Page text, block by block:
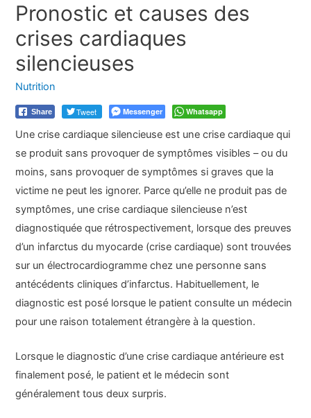
Pronostic et causes des
crises cardiaques
silencieuses
Nutrition
Share Tweet Messenger Whatsapp
Une crise cardiaque silencieuse est une crise cardiaque qui
se produit sans provoquer de symptômes visibles – ou du
moins, sans provoquer de symptômes si graves que la
victime ne peut les ignorer. Parce qu’elle ne produit pas de
symptômes, une crise cardiaque silencieuse n’est
diagnostiquée que rétrospectivement, lorsque des preuves
d’un infarctus du myocarde (crise cardiaque) sont trouvées
sur un électrocardiogramme chez une personne sans
antécédents cliniques d’infarctus. Habituellement, le
diagnostic est posé lorsque le patient consulte un médecin
pour une raison totalement étrangère à la question.
Lorsque le diagnostic d’une crise cardiaque antérieure est
finalement posé, le patient et le médecin sont
généralement tous deux surpris.